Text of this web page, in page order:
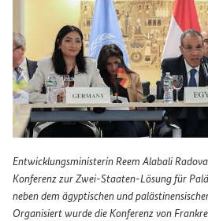
Entwicklungsministerin Reem Alabali
Konferenz zur Zwei-Staaten-Lösung für
neben dem ägyptischen und
Organisiert wurde die Konferenz von